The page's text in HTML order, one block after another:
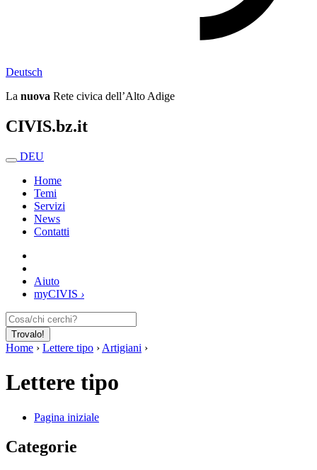
Deutsch
La nuova Rete civica dell’Alto Adige
CIVIS.bz.it
DEU
Home
Temi
Servizi
News
Contatti
Aiuto
myCIVIS ›
Trovalo!
Home › Lettere tipo › Artigiani ›
Lettere tipo
Pagina iniziale
Categorie